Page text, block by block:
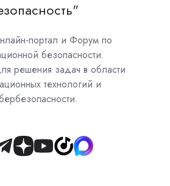
портал и Форум по
безопасности.
решения задач в области
технологий и
Join